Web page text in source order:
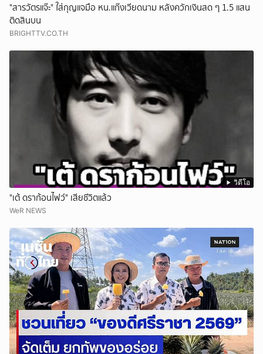
"สารวัตรแจ๊ะ" ใส่กุญแจมือ หน.แก๊งเวียดนาม หลังควักเงินสด ๆ 1.5 แสน
ติดสินบน
BRIGHTTV.CO.TH
วิดีโอ
"เต้ ดราก้อนไฟว์" เสียชีวิตแล้ว
WeR NEWS